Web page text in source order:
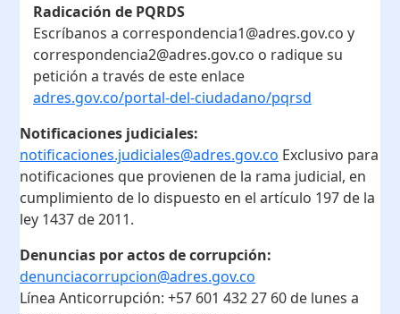
Radicación de PQRDS
Escríbanos a correspondencia1@adres.gov.co y
correspondencia2@adres.gov.co o radique su
petición a través de este enlace
adres.gov.co/portal-del-ciudadano/pqrsd
Notificaciones judiciales:
notificaciones.judiciales@adres.gov.co Exclusivo para
notificaciones que provienen de la rama judicial, en
cumplimiento de lo dispuesto en el artículo 197 de la
ley 1437 de 2011.
Denuncias por actos de corrupción:
denunciacorrupcion@adres.gov.co
Línea Anticorrupción: +57 601 432 27 60 de lunes a